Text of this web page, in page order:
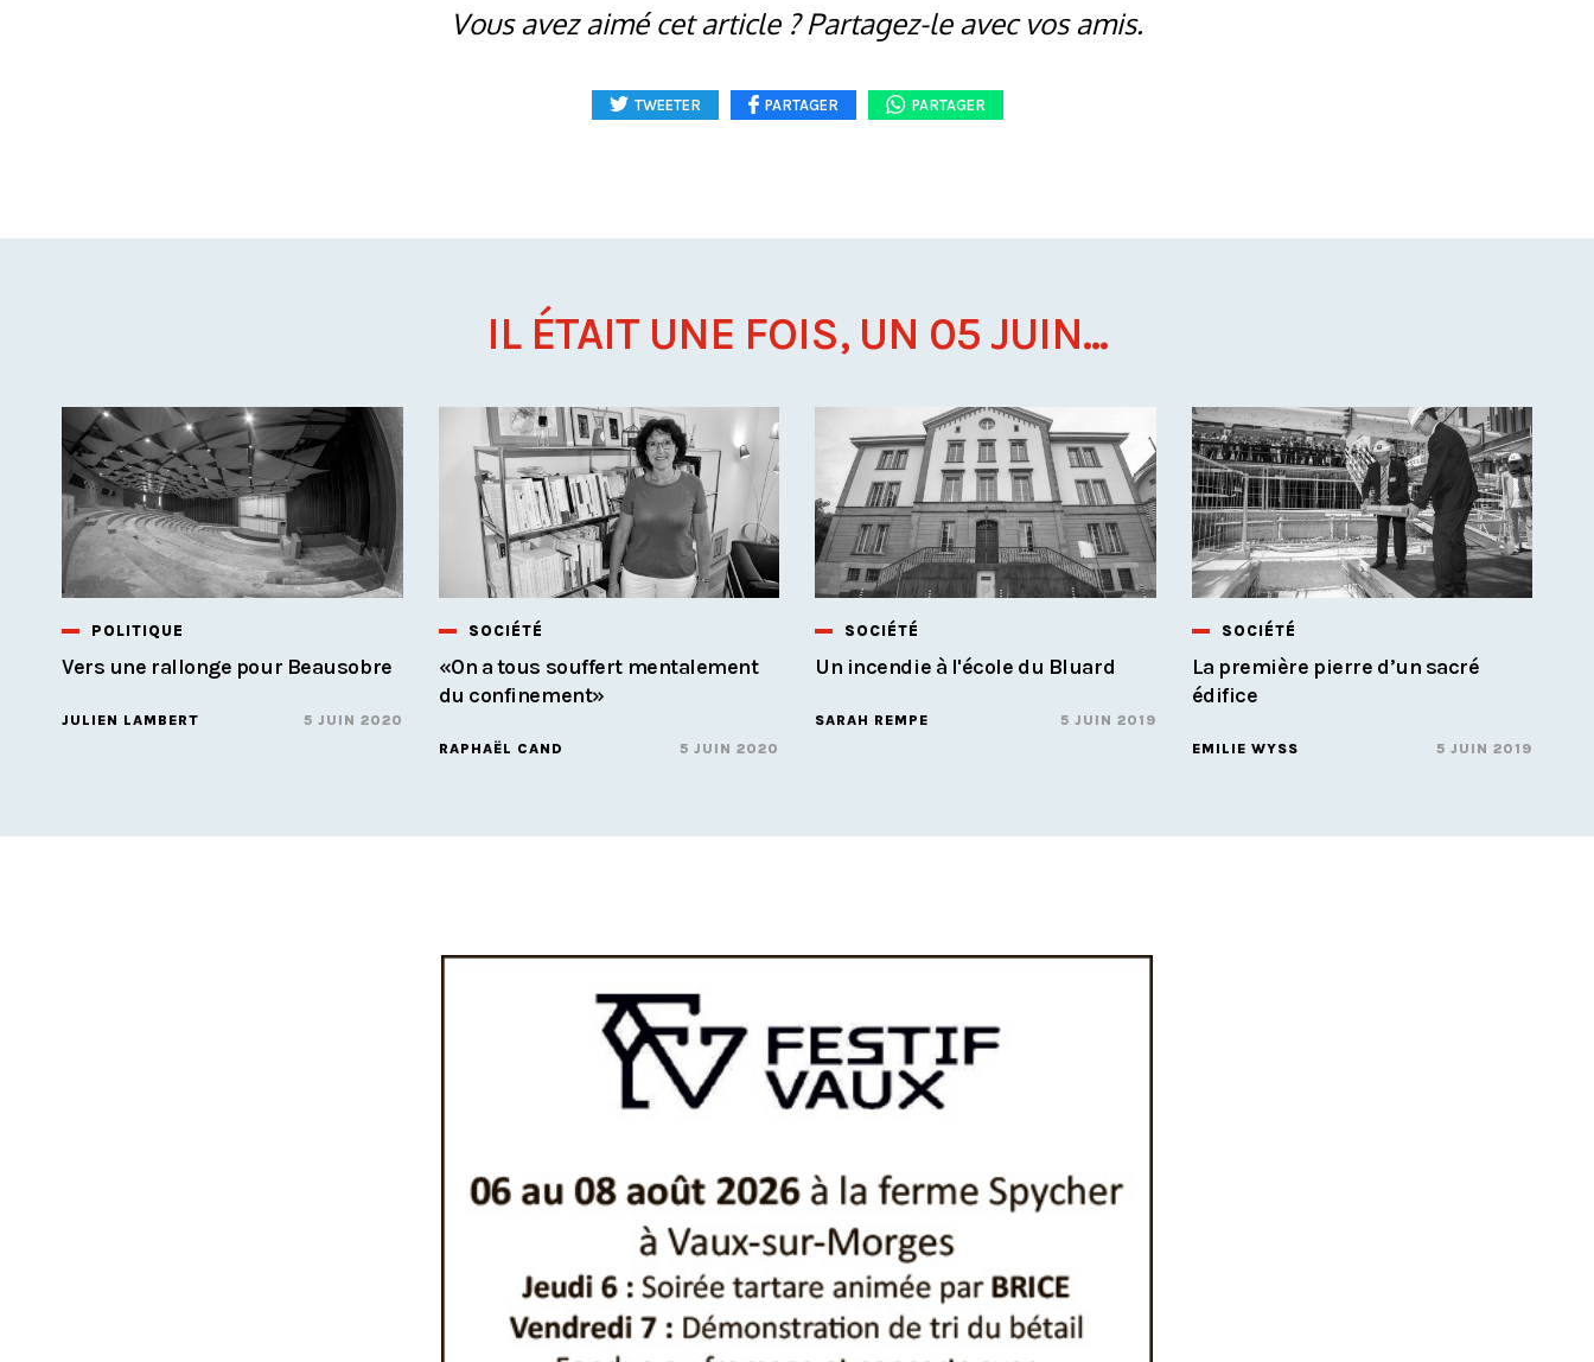
Vous avez aimé cet article ? Partagez-le avec vos amis.
TWEETER PARTAGER PARTAGER
IL ÉTAIT UNE FOIS, UN 05 JUIN...
POLITIQUE
Vers une rallonge pour Beausobre
JULIEN LAMBERT 5 JUIN 2020
SOCIÉTÉ
«On a tous souffert mentalement
du confinement»
RAPHAËL CAND 5 JUIN 2020
SOCIÉTÉ
Un incendie à l'école du Bluard
SARAH REMPE 5 JUIN 2019
SOCIÉTÉ
La première pierre d’un sacré
édifice
EMILIE WYSS 5 JUIN 2019